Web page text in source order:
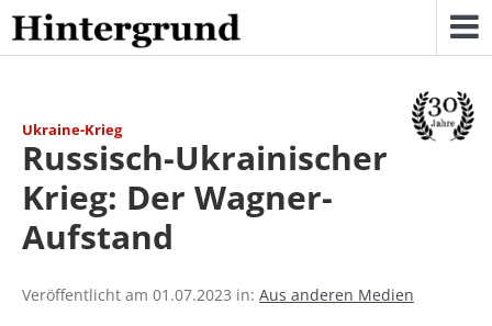
Skip
to
content
Ukraine-Krieg
Russisch-Ukrainischer
Krieg: Der Wagner-
Aufstand
Veröffentlicht am 01.07.2023 in: Aus anderen Medien